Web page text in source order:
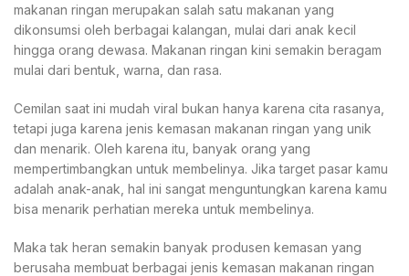
makanan ringan merupakan salah satu makanan yang
dikonsumsi oleh berbagai kalangan, mulai dari anak kecil
hingga orang dewasa. Makanan ringan kini semakin beragam
mulai dari bentuk, warna, dan rasa.
Cemilan saat ini mudah viral bukan hanya karena cita rasanya,
tetapi juga karena jenis kemasan makanan ringan yang unik
dan menarik. Oleh karena itu, banyak orang yang
mempertimbangkan untuk membelinya. Jika target pasar kamu
adalah anak-anak, hal ini sangat menguntungkan karena kamu
bisa menarik perhatian mereka untuk membelinya.
Maka tak heran semakin banyak produsen kemasan yang
berusaha membuat berbagai jenis kemasan makanan ringan